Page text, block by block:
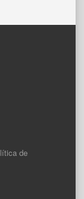
de